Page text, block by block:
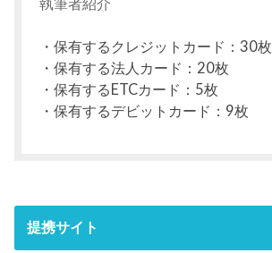
・保有するクレジットカード：30枚
・保有する法人カード：20枚
・保有するETCカード：5枚
・保有するデビットカード：9枚
提携サイト